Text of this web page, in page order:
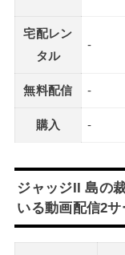
宅配レン
タル
-
無料配信 -
購入 -
ジャッジII 島の
いる動画配信2